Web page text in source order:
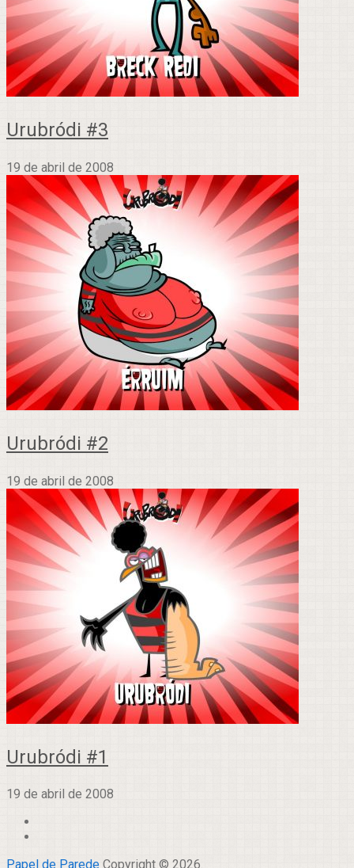
Urubródi #3
19 de abril de 2008
Urubródi #2
19 de abril de 2008
Urubródi #1
19 de abril de 2008
Papel de Parede Copyright © 2026.